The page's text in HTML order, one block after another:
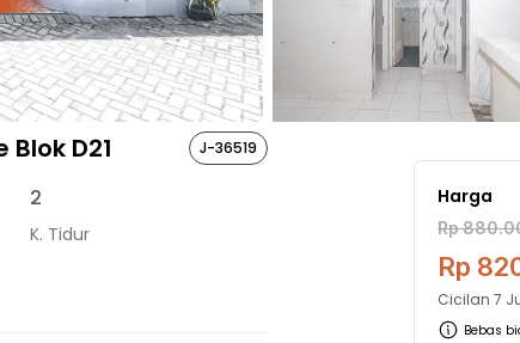
D21 J-36519
2
K. Tidur
Harga
Rp
Rp
Cicilan7
Bebas